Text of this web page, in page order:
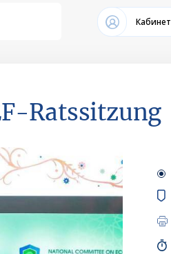
Кабинет
Ratssitzung